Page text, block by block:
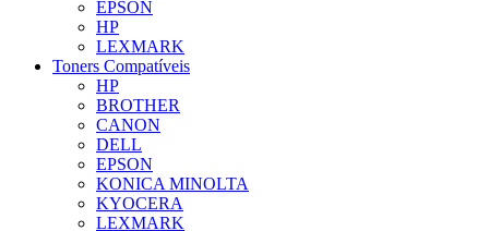
EPSON
HP
LEXMARK
Toners Compatíveis
HP
BROTHER
CANON
DELL
EPSON
KONICA MINOLTA
KYOCERA
LEXMARK